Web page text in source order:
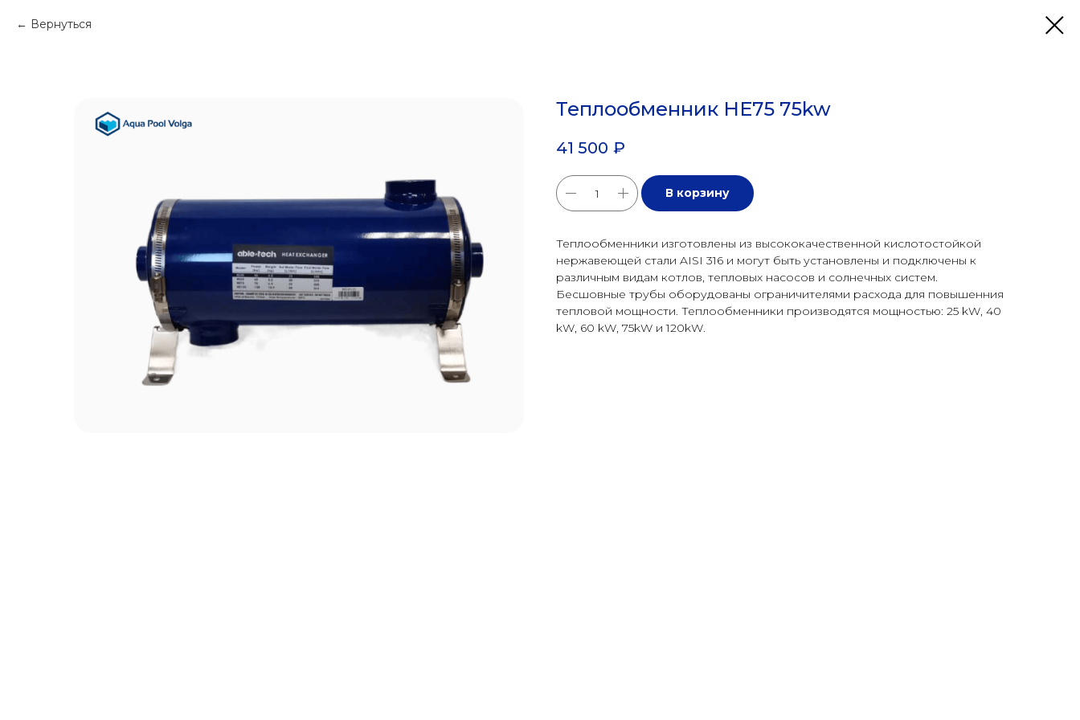
Вернуться
Теплообменник HE75 75kw
41 500 ₽
В корзину
Теплообменники изготовлены из высококачественной кислотостойкой
нержавеющей стали AISI 316 и могут быть установлены и подключены к
различным видам котлов, тепловых насосов и солнечных систем.
Бесшовные трубы оборудованы ограничителями расхода для повышенния
тепловой мощности. Теплообменники производятся мощностью: 25 kW, 40
kW, 60 kW, 75kW и 120kW.